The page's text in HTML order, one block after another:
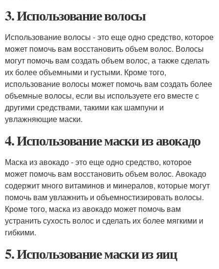
3. Использование волосы
Использование волосы - это еще одно средство, которое
может помочь вам восстановить объем волос. Волосы
могут помочь вам создать объем волос, а также сделать
их более объемными и густыми. Кроме того,
использование волосы может помочь вам создать более
объемные волосы, если вы используете его вместе с
другими средствами, такими как шампуни и
увлажняющие маски.
4. Использование маски из авокадо
Маска из авокадо - это еще одно средство, которое
может помочь вам восстановить объем волос. Авокадо
содержит много витаминов и минералов, которые могут
помочь вам увлажнить и объемностизировать волосы.
Кроме того, маска из авокадо может помочь вам
устранить сухость волос и сделать их более мягкими и
гибкими.
5. Использование маски из яиц